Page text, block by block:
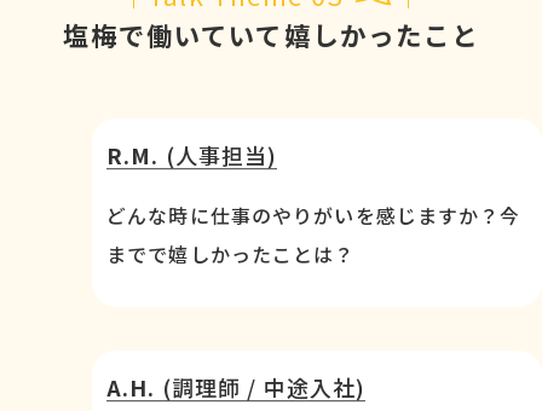
塩梅で働いていて嬉しかったこと
R.M. (人事担当)
どんな時に仕事のやりがいを感じますか？今
までで嬉しかったことは？
A.H. (調理師 / 中途入社)